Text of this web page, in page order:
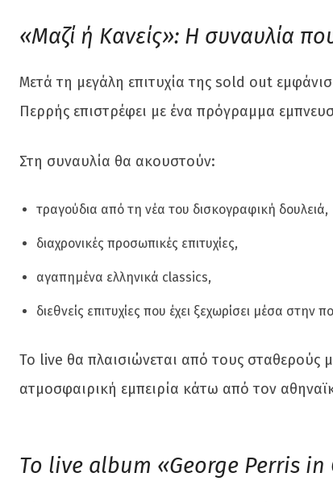
«Μαζί ή Κανείς»: Η συναυλία
Μετά τη μεγάλη επιτυχία της sold out
Περρής επιστρέφει με ένα πρόγραμμα
Στη συναυλία θα ακουστούν:
τραγούδια από τη νέα του δισκογραφική δουλειά,
διαχρονικές προσωπικές επιτυχίες,
αγαπημένα ελληνικά classics,
διεθνείς επιτυχίες που έχει ξεχωρίσει μέσα στην
Το live θα πλαισιώνεται από τους σταθερούς
ατμοσφαιρική εμπειρία κάτω από τον
Το live album «George Perris in